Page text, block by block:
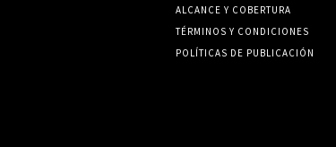
ALCANCE Y COBERTURA
TÉRMINOS Y CONDICIONES
POLÍTICAS DE PUBLICACIÓN